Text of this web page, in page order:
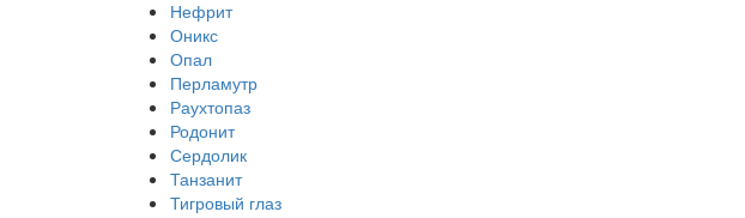
Нефрит
Оникс
Опал
Перламутр
Раухтопаз
Родонит
Сердолик
Танзанит
Тигровый глаз